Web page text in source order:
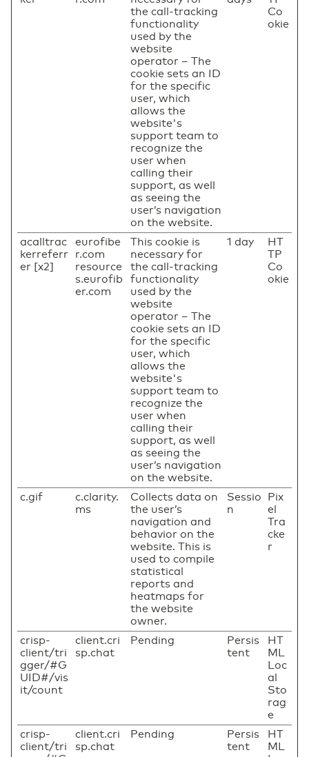
the call-tracking
functionality
used by the
website
operator – The
cookie sets an ID
for the specific
user, which
allows the
website's
support team to
recognize the
user when
calling their
support, as well
as seeing the
user’s navigation
on the website.
Co
okie
acalltrac
kerreferr
er [x2]
eurofibe
r.com
resource
s.eurofib
er.com
This cookie is
necessary for
the call-tracking
functionality
used by the
website
operator – The
cookie sets an ID
for the specific
user, which
allows the
website's
support team to
recognize the
user when
calling their
support, as well
as seeing the
user’s navigation
on the website.
1 day
HT
TP
Co
okie
c.gif
c.clarity.
ms
Collects data on
the user’s
navigation and
behavior on the
website. This is
used to compile
statistical
reports and
heatmaps for
the website
owner.
Sessio
n
Pix
el
Tra
cke
r
crisp-
client/tri
gger/#G
UID#/vis
it/count
client.cri
sp.chat
Pending
Persis
tent
HT
ML
Loc
al
Sto
rag
e
crisp-
client/tri
client.cri
sp.chat
Pending
Persis
tent
HT
ML